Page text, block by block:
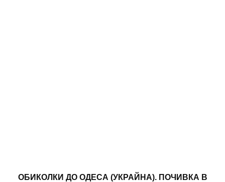
ОБИКОЛКИ ДО ОДЕСА (УКРАЙНА). ПОЧИВКА В